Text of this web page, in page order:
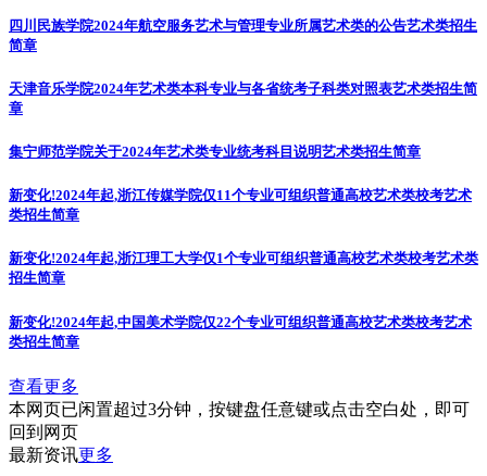
四川民族学院2024年航空服务艺术与管理专业所属艺术类的公告艺术类招生
简章
天津音乐学院2024年艺术类本科专业与各省统考子科类对照表艺术类招生简
章
集宁师范学院关于2024年艺术类专业统考科目说明艺术类招生简章
新变化!2024年起,浙江传媒学院仅11个专业可组织普通高校艺术类校考艺术
类招生简章
新变化!2024年起,浙江理工大学仅1个专业可组织普通高校艺术类校考艺术类
招生简章
新变化!2024年起,中国美术学院仅22个专业可组织普通高校艺术类校考艺术
类招生简章
查看更多
本网页已闲置超过3分钟，按键盘任意键或点击空白处，即可
回到网页
最新资讯更多